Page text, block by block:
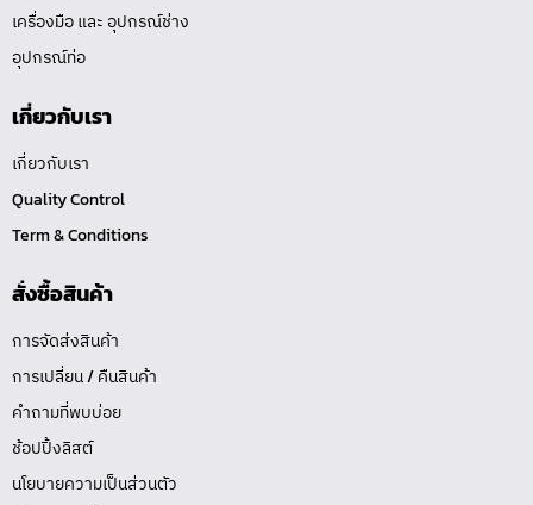
เครื่องมือ และ อุปกรณ์ช่าง
อุปกรณ์ท่อ
เกี่ยวกับเรา
เกี่ยวกับเรา
Quality Control
Term & Conditions
สั่งซื้อสินค้า
การจัดส่งสินค้า
การเปลี่ยน / คืนสินค้า
คำถามที่พบบ่อย
ช้อปปิ้งลิสต์
นโยบายความเป็นส่วนตัว